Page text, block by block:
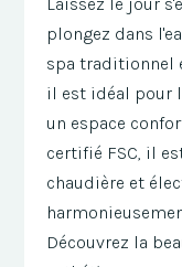
plongez dans
spa traditionnel
il est idéal pour
un espace
certifié FSC, il
chaudière et
Découvrez la